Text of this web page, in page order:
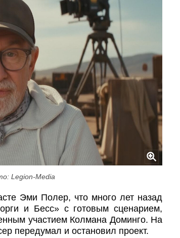
Legion-Media
Эми Полер, что много лет назад
и Бесс» с готовым сценарием,
участием Колмана Доминго. На
передумал и остановил проект.